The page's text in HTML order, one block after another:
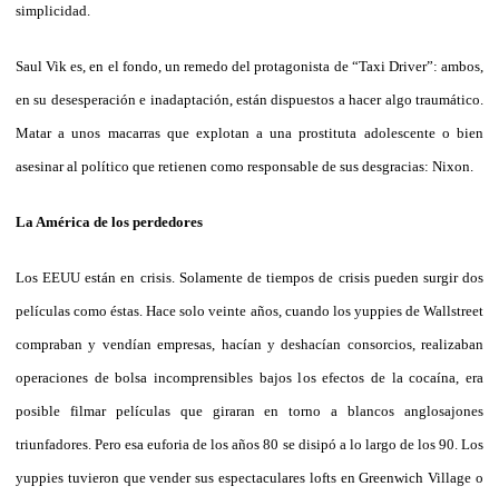
simplicidad.
Saul Vik es, en el fondo, un remedo del protagonista de “Taxi Driver”: ambos,
en su desesperación e inadaptación, están dispuestos a hacer algo traumático.
Matar a unos macarras que explotan a una prostituta adolescente o bien
asesinar al político que retienen como responsable de sus desgracias: Nixon.
La América de los perdedores
Los EEUU están en crisis. Solamente de tiempos de crisis pueden surgir dos
películas como éstas. Hace solo veinte años, cuando los yuppies de Wallstreet
compraban y vendían empresas, hacían y deshacían consorcios, realizaban
operaciones de bolsa incomprensibles bajos los efectos de la cocaína, era
posible filmar películas que giraran en torno a blancos anglosajones
triunfadores. Pero esa euforia de los años 80 se disipó a lo largo de los 90. Los
yuppies tuvieron que vender sus espectaculares lofts en Greenwich Village o